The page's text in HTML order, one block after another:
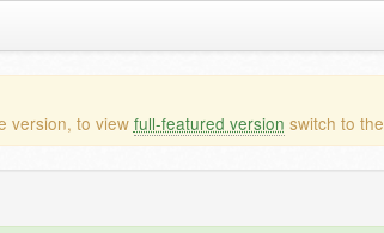
version, to view full-featured version switch to the